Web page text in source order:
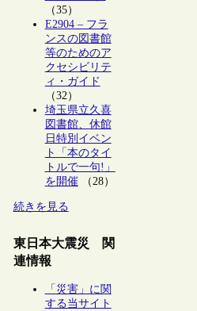
（35）
E2904 – フラ
ンスの図書館
等のためのア
クセシビリテ
ィ・ガイド
（32）
埼玉県立久喜
図書館、休館
日特別イベン
ト「本のタイ
トルで一句!」
を開催（28）
続きを見る
東日本大震災 関
連情報
「災害」に関
する当サイト